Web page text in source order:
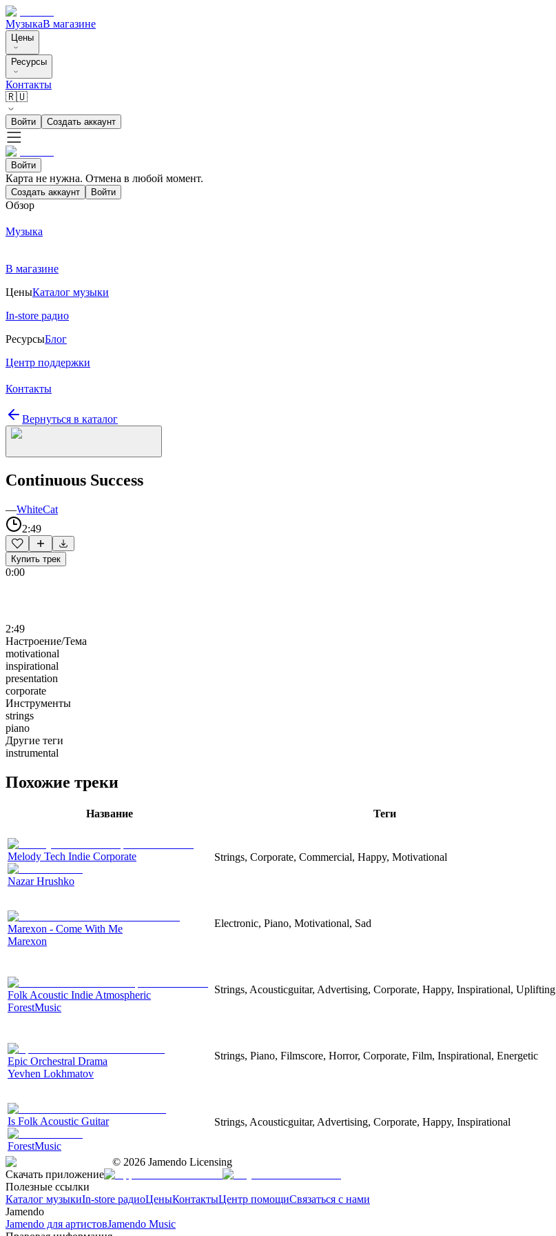
МузыкаВ магазине
Цены
Ресурсы
Контакты
🇷🇺
Войти Создать аккаунт
Войти
Карта не нужна. Отмена в любой момент.
Создать аккаунт Войти
Обзор
Музыка
В магазине
ЦеныКаталог музыки
In-store радио
РесурсыБлог
Центр поддержки
Контакты
Вернуться в каталог
Continuous Success
—WhiteCat
2:49
Купить трек
0:00
2:49
Настроение/Тема
motivational
inspirational
presentation
corporate
Инструменты
strings
piano
Другие теги
instrumental
Похожие треки
Название Теги
Melody Tech Indie Corporate
Nazar Hrushko
Strings, Corporate, Commercial, Happy, Motivational
Marexon - Come With Me
Marexon
Electronic, Piano, Motivational, Sad
Folk Acoustic Indie Atmospheric
ForestMusic
Strings, Acousticguitar, Advertising, Corporate, Happy, Inspirational, Uplifting
Epic Orchestral Drama
Yevhen Lokhmatov
Strings, Piano, Filmscore, Horror, Corporate, Film, Inspirational, Energetic
Is Folk Acoustic Guitar
ForestMusic
Strings, Acousticguitar, Advertising, Corporate, Happy, Inspirational
© 2026 Jamendo Licensing
Скачать приложение
Полезные ссылки
Каталог музыкиIn-store радиоЦеныКонтактыЦентр помощиСвязаться с нами
Jamendo
Jamendo для артистовJamendo Music